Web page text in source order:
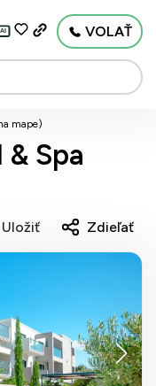
AI VOLAŤ
mape)
Spa
Uložiť Zdieľať